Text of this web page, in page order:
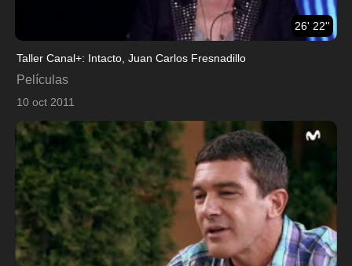
26' 22''
Taller Canal+: Intacto, Juan Carlos Fresnadillo
Películas
10 oct 2011